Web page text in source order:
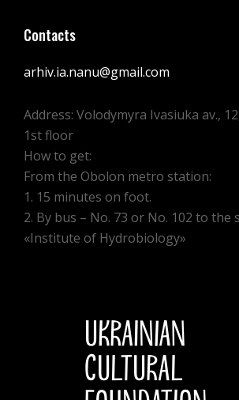
Contacts
arhiv.ia.nanu@gmail.com
Address: Volodymyra Ivasiuka av.,
1st floor
How to get:
From the Obolon metro station:
1. 15 minutes on foot.
2. By bus – No. 73 or No. 102 to the
«Institute of Hydrobiology»